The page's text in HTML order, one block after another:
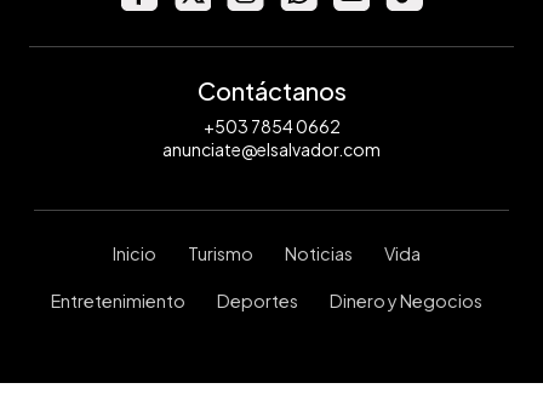
Contáctanos
+503 7854 0662
anunciate@elsalvador.com
Inicio Turismo Noticias Vida
Entretenimiento Deportes Dinero y Negocios